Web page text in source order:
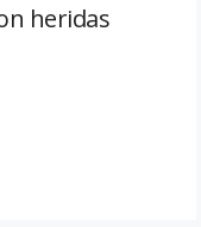
heridas